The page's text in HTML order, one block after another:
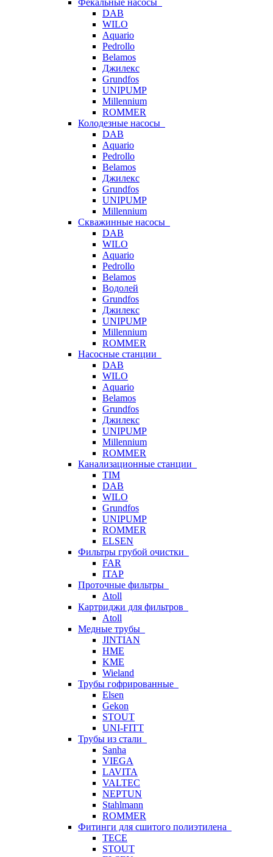
Фекальные насосы
DAB
WILO
Aquario
Pedrollo
Belamos
Джилекс
Grundfos
UNIPUMP
Millennium
ROMMER
Колодезные насосы
DAB
Aquario
Pedrollo
Belamos
Джилекс
Grundfos
UNIPUMP
Millennium
Скважинные насосы
DAB
WILO
Aquario
Pedrollo
Belamos
Водолей
Grundfos
Джилекс
UNIPUMP
Millennium
ROMMER
Насосные станции
DAB
WILO
Aquario
Belamos
Grundfos
Джилекс
UNIPUMP
Millennium
ROMMER
Канализационные станции
TIM
DAB
WILO
Grundfos
UNIPUMP
ROMMER
ELSEN
Фильтры грубой очистки
FAR
ITAP
Проточные фильтры
Atoll
Картриджи для фильтров
Atoll
Медные трубы
JINTIAN
HME
KME
Wieland
Трубы гофрированные
Elsen
Gekon
STOUT
UNI-FITT
Трубы из стали
Sanha
VIEGA
LAVITA
VALTEC
NEPTUN
Stahlmann
ROMMER
Фитинги для сшитого полиэтилена
TECE
STOUT